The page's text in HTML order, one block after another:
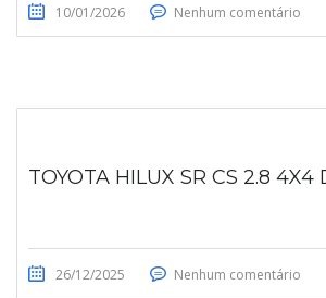
10/01/2026 Nenhum comentário
TOYOTA HILUX SR CS 2.8 4X4
26/12/2025 Nenhum comentário